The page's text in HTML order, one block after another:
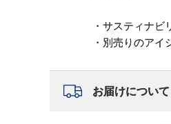
・サスティナ
・別売りのアイ
お届けについて